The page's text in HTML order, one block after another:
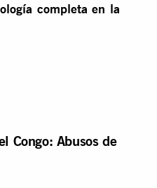
completa en la
Congo: Abusos de